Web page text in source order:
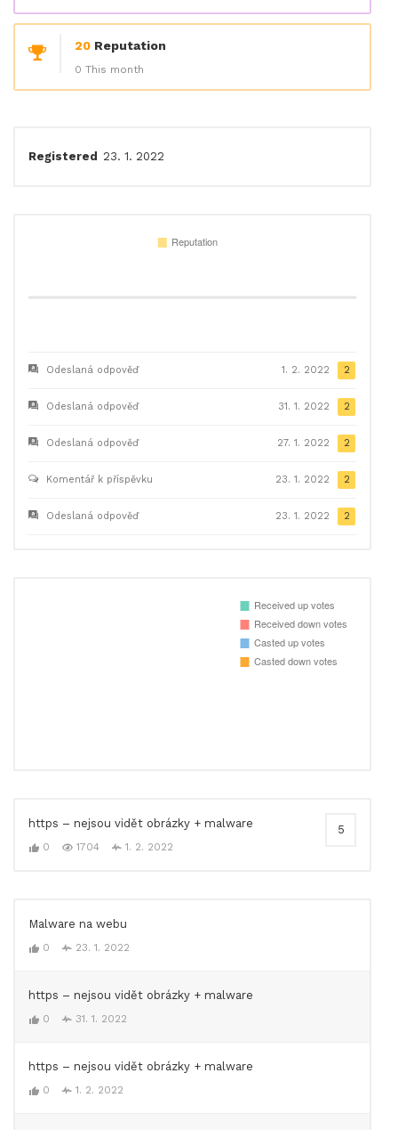
20 Reputation
0 This month
Registered 23. 1. 2022
Odeslaná odpověď 1. 2. 2022 2
Odeslaná odpověď 31. 1. 2022 2
Odeslaná odpověď 27. 1. 2022 2
Komentář k příspěvku 23. 1. 2022 2
Odeslaná odpověď 23. 1. 2022 2
5
https – nejsou vidět obrázky + malware
0 1704 1. 2. 2022
Malware na webu
0 23. 1. 2022
https – nejsou vidět obrázky + malware
0 31. 1. 2022
https – nejsou vidět obrázky + malware
0 1. 2. 2022